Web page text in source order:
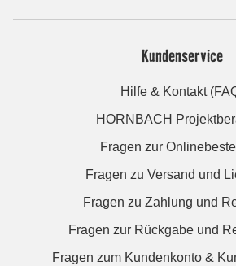
Kundenservice
Hilfe & Kontakt
HORNBACH
Fragen zur
Fragen zu Versand und
Fragen zu Zahlung und
Fragen zur Rückgabe und
Fragen zum Kundenkonto &